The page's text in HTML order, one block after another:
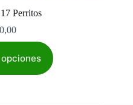
Perritos